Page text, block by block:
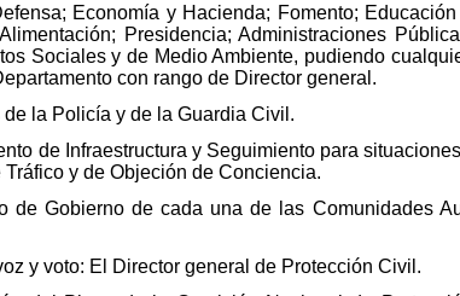
Economía y Hacienda; Fomento;
Presidencia; Administraciones
Sociales y de Medio Ambiente, pudiendo
con rango de Director general.
la Policía y de la Guardia Civil.
de Infraestructura y Seguimiento para
y de Objeción de Conciencia.
de Gobierno de cada una de las Comunidades
y voto: El Director general de Protección Civil.